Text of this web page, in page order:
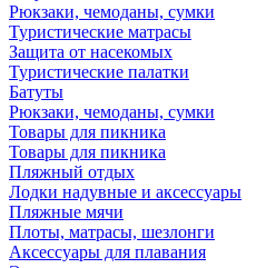
Рюкзаки, чемоданы, сумки
Туристические матрасы
Защита от насекомых
Туристические палатки
Батуты
Рюкзаки, чемоданы, сумки
Товары для пикника
Товары для пикника
Пляжный отдых
Лодки надувные и аксессуары
Пляжные мячи
Плоты, матрасы, шезлонги
Аксессуары для плавания